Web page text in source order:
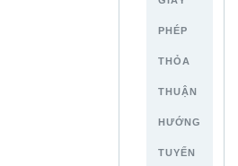
PHÉP
THỎA
THUẬN
HƯỚNG
TUYẾN